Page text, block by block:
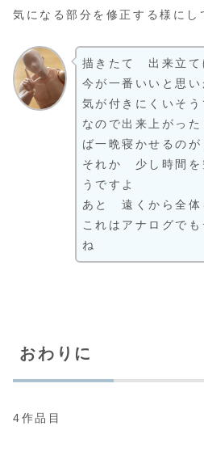
気になる部分を修正する様にし
描きたて 出来立て
今が一番いいと思
気が付きにくいそう
なので出来上がっ
ば一晩寝かせるの
それか 少し時間を
うですよ
あと 遠くから全体
これはアナログで
ね
おわりに
4作品目